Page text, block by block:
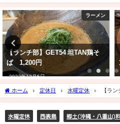
ラーメン
【ランチ部】GET54 坦TAN鶏そ
ば 1,200円
2022年12月5日
ホーム 定休日 水曜定休 【ラ
水曜定休 西表島 郷土(沖縄・八重山)